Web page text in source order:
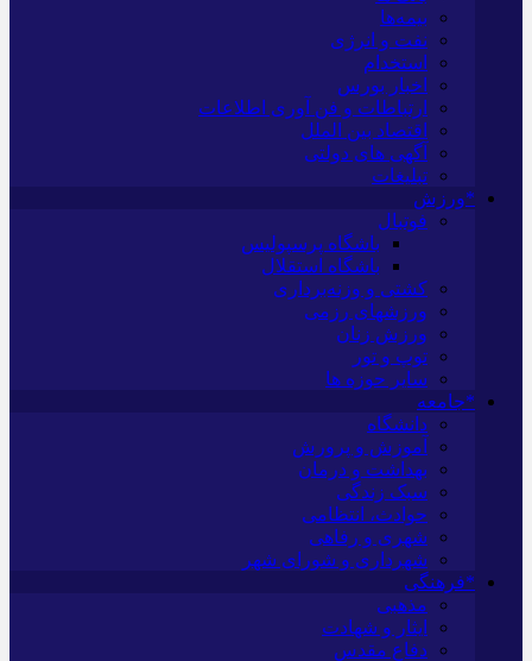
بیمه‌ها
نفت و انرژی
استخدام
اخبار بورس
ارتباطات و فن آوری اطلاعات
اقتصاد بین الملل
آگهی های دولتی
تبلیغات
*ورزش
فوتبال
باشگاه پرسپولیس
باشگاه استقلال
کشتی و وزنه‌برداری
ورزشهای رزمی
ورزش زنان
توپ و تور
سایر حوزه ها
*جامعه
دانشگاه
آموزش و پرورش
بهداشت و درمان
سبک زندگی
حوادث، انتظامی
شهری و رفاهی
شهرداری و شورای شهر
*فرهنگی
مذهبی
ایثار و شهادت
دفاع مقدس